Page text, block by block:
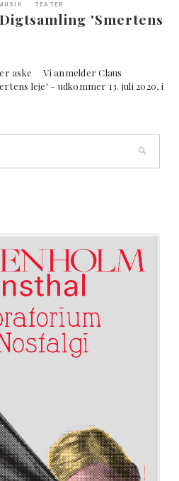
TEATER
'Smertens
aske Vi anmelder Claus
leje' – udkommer 13. juli 2020, i